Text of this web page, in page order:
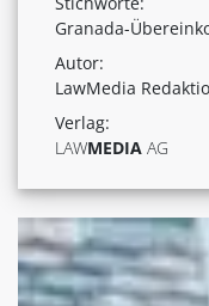
Granada-
Autor:
LawMedia
Verlag:
LAWMEDIA AG